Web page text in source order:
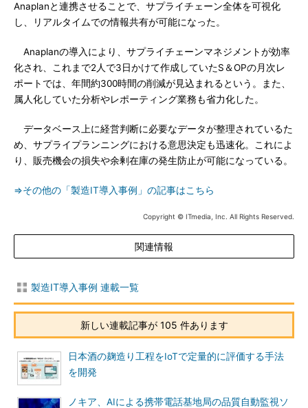
Anaplanと連携させることで、サプライチェーン全体を可視化
し、リアルタイムでの情報共有が可能になった。
Anaplanの導入により、サプライチェーンマネジメントが効率
化され、これまで2人で3日かけて作成していたS＆OPの月次レ
ポートでは、年間約300時間の削減が見込まれるという。また、
属人化していた分析やレポーティング業務も省力化した。
データベース上に経営判断に必要なデータが整理されているた
め、サプライプランニングにおける意思決定も迅速化。これによ
り、販売機会の損失や余剰在庫の発生防止が可能になっている。
⇒その他の「製造IT導入事例」の記事はこちら
Copyright © ITmedia, Inc. All Rights Reserved.
関連情報
製造IT導入事例 連載一覧
新しい連載記事が 105 件あります
日本酒の麹造り工程をIoTで定量的に評価する手法
を開発
ノキア、AIによる携帯電話基地局の品質自動監視ソ